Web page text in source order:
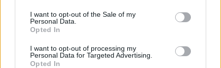
I want to opt-out of the Sale of my
Personal Data.
Opted In
I want to opt-out of processing my
Personal Data for Targeted Advertising.
Opted In
10 tanács, ha jobban akarod érezni magad